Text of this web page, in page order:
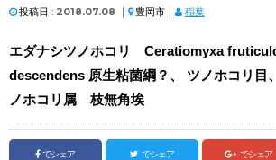
投稿日 : 2018.07.08 ｜ 豊岡市｜ 稲葉
エダナシツノホコリ Ceratiomyxa
descendens 原生粘菌綱？、 ツノホコリ目
ノホコリ属 枝無角埃
でシェア でシェア でシェア